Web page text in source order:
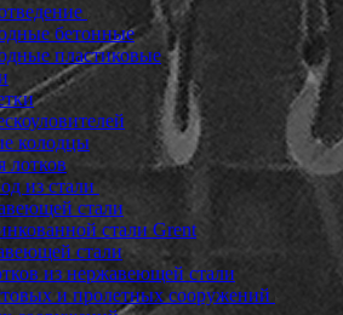
бетонные
пластиковые
колодцы
лотков
из стали
стали
стали Grent
стали
из нержавеющей стали
и пролетных сооружений